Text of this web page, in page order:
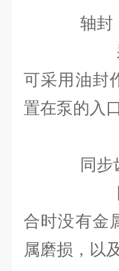
轴封
采用超
可采用油封
置在泵的入
同步
同步齿
合时没有金
属磨损，以